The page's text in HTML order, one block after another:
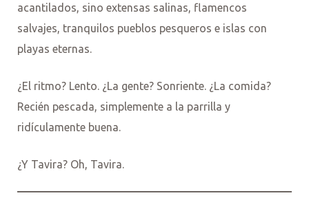
acantilados, sino extensas salinas, flamencos
salvajes, tranquilos pueblos pesqueros e islas con
playas eternas.
¿El ritmo? Lento. ¿La gente? Sonriente. ¿La comida?
Recién pescada, simplemente a la parrilla y
ridículamente buena.
¿Y Tavira? Oh, Tavira.